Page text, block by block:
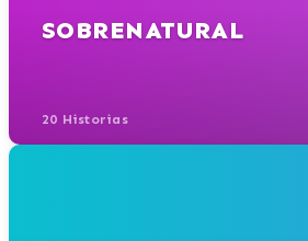
SOBRENATURAL
20 Historias